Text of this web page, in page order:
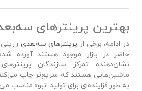
بهترین پرینترهای
در ادامه، برخی از پرینترهای سه‌بعدی
حاضر در بازار موجود هستند آورده
نشان‌دهنده تمرکز سازندگان
ماشین‌هایی هستند که سریع‌تر چاپ
به طور فزاینده‌ای برای تولید انبوه مناسب